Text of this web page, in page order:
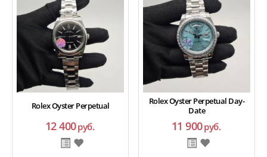
Rolex Oyster Perpetual
12 400руб.
Rolex Oyster Perpetual Day-
Date
11 900руб.